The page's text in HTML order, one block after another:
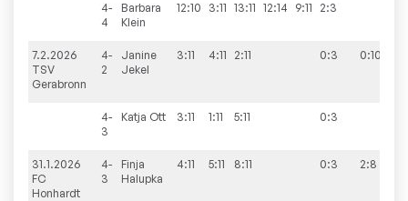
4-
4
Barbara
Klein
12:10 3:11 13:11 12:14 9:11 2:3
7.2.2026
TSV
Gerabronn
4-
2
Janine
Jekel
3:11 4:11 2:11 0:3 0:10
4-
3
Katja Ott 3:11 1:11 5:11 0:3
31.1.2026
FC
Honhardt
4-
3
Finja
Halupka
4:11 5:11 8:11 0:3 2:8